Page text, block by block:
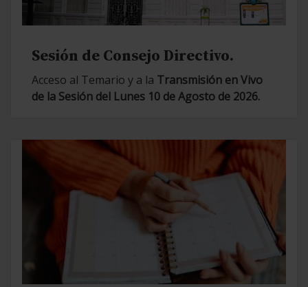
Sesión de Consejo Directivo.
Acceso al Temario y a la Transmisión en Vivo
de la Sesión del Lunes 10 de Agosto de 2026.